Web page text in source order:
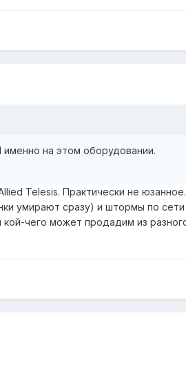
на этом оборудовании.
Telesis. Практически не
умирают сразу) и штормы по
чего может продадим из